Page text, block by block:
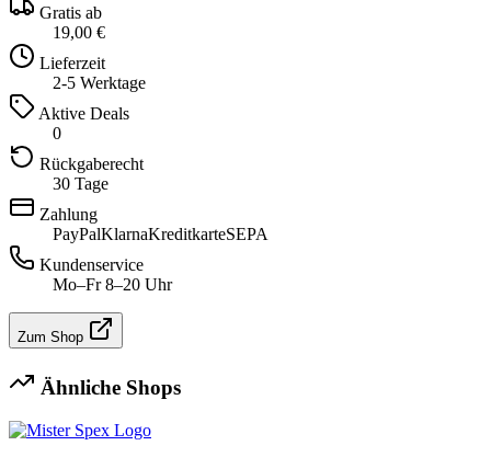
Gratis ab
19,00 €
Lieferzeit
2-5 Werktage
Aktive Deals
0
Rückgaberecht
30 Tage
Zahlung
PayPalKlarnaKreditkarteSEPA
Kundenservice
Mo–Fr 8–20 Uhr
Zum Shop
Ähnliche Shops